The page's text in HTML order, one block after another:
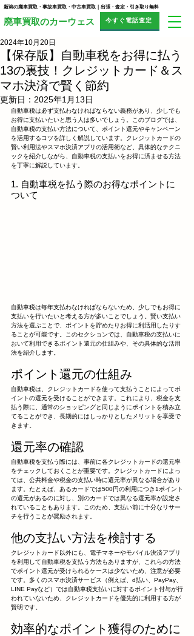
今すぐ電話査定
​廃車買取のカーウェス
新潟の廃車買取・事故車買取・中古車買取｜出張・査定・引き取り無料
【保存版】自動車税をお得に払う
13の裏技！クレジットカード＆ス
マホ決済で賢く節約
2024年10月20日
更新日： 2025年1月13日
自動車税は必ず支払わなければならない義務があり、少しでも
お得に支払いたいと思う人は多いでしょう。このブログでは、
自動車税の支払い方法について、ポイント還元やキャンペーン
を活用するコツを詳しく解説しています。クレジットカードの
賢い利用法やスマホ決済アプリの活用術など、具体的なテクニ
ックを紹介しながら、自動車税の支払いをお得に済ませる方法
を丁寧に解説しています。
1. 自動車税を払う際のお得なポイントに
ついて
自動車税は毎年支払わなければならないため、少しでもお得に
支払いを行いたいと考える方が多いことでしょう。賢い支払い
方法を選ぶことで、ポイントを貯めたりお得に利活用したりす
ることが可能です。このセクションでは、自動車税の支払いに
おいて利用できるポイント還元の仕組みや、その具体的な活用
法を紹介します。
ポイント還元の仕組み
自動車税は、クレジットカードを使って支払うことによってポ
イントの還元を受けることができます。これにより、税金を支
払う際に、通常のショッピングと同じようにポイントを積み立
てることができ、長期的にはしっかりとしたメリットを享受で
きます。
還元率の確認
自動車税を支払う際には、事前に各クレジットカードの還元率
をチェックしておくことが重要です。クレジットカードによっ
ては、公共料金や税金の支払い時に還元率が異なる場合があり
ます。たとえば、あるカードでは500円の利用につき1ポイント
の還元があるのに対し、別のカードでは異なる還元率が設定さ
れていることもあります。このため、支払い前に十分なリサー
チを行うことが奨励されます。
他の支払い方法を検討する
クレジットカード以外にも、電子マネーやモバイル決済アプリ
を利用して自動車税を支払う方法もありますが、これらの方法
でポイント還元が受けられるケースは少ないため、注意が必要
です。多くのスマホ決済サービス（例えば、d払い、PayPay、
LINE Payなど）では自動車税支払いに対するポイント付与が行
われていないため、クレジットカードを優先的に利用する方が
賢明です。
効率的なポイント獲得のために